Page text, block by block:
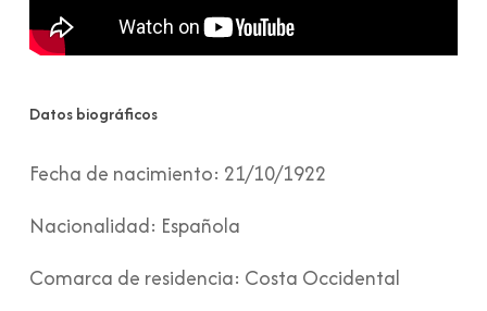
Datos biográficos
Fecha de nacimiento: 21/10/1922
Nacionalidad: Española
Comarca de residencia: Costa Occidental